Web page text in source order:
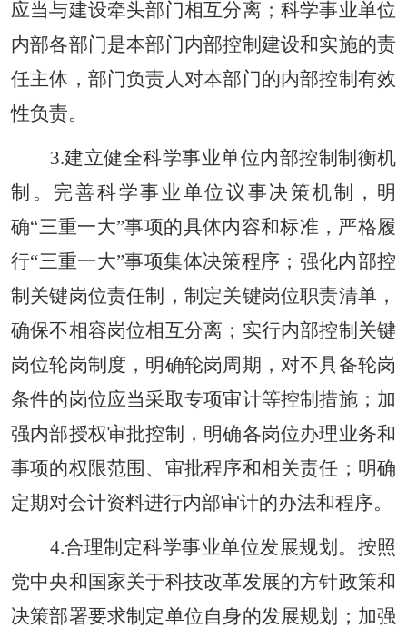
应当与建设牵头部门相互分离；科学事业单位
内部各部门是本部门内部控制建设和实施的责
任主体，部门负责人对本部门的内部控制有效
性负责。
3.建立健全科学事业单位内部控制制衡机
制。完善科学事业单位议事决策机制，明
确“三重一大”事项的具体内容和标准，严格履
行“三重一大”事项集体决策程序；强化内部控
制关键岗位责任制，制定关键岗位职责清单，
确保不相容岗位相互分离；实行内部控制关键
岗位轮岗制度，明确轮岗周期，对不具备轮岗
条件的岗位应当采取专项审计等控制措施；加
强内部授权审批控制，明确各岗位办理业务和
事项的权限范围、审批程序和相关责任；明确
定期对会计资料进行内部审计的办法和程序。
4.合理制定科学事业单位发展规划。按照
党中央和国家关于科技改革发展的方针政策和
决策部署要求制定单位自身的发展规划；加强